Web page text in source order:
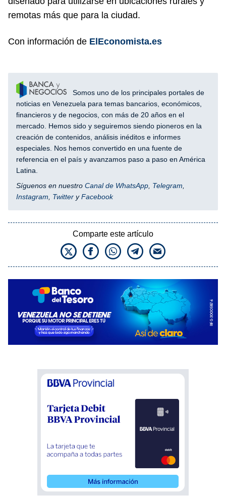
remotas más que para la ciudad.
Con información de ElEconomista.es
Somos uno de los principales portales de
noticias en Venezuela para temas bancarios, económicos,
financieros y de negocios, con más de 20 años en el
mercado. Hemos sido y seguiremos siendo pioneros en la
creación de contenidos, análisis inéditos e informes
especiales. Nos hemos convertido en una fuente de
referencia en el país y avanzamos paso a paso en América
Latina.
Síguenos en nuestro Canal de WhatsApp Telegram
Instagram
Twitter yFacebook
Comparte este artículo